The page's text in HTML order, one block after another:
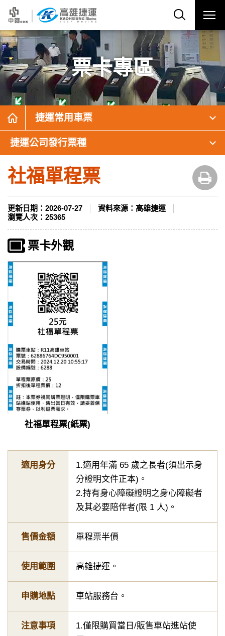
票卡專區
捷運常用車票
捷運公司發行票種
社福單程票
更新日期： 2026-07-27 資料來源： 高雄捷運
瀏覽人次： 25365
票卡外觀
社福單程票(紙票)
適用身分
1.適用年滿 65 歲之長者(須出示身
分證明文件正本)。
2.持有身心障礙證明之身心障礙者
及其必要陪伴者(限 1 人)。
售價金額 單程票半價
使用範圍 高雄捷運。
申購地點 車站服務台。
注意事項
1.僅限購買當日/販售車站進站使